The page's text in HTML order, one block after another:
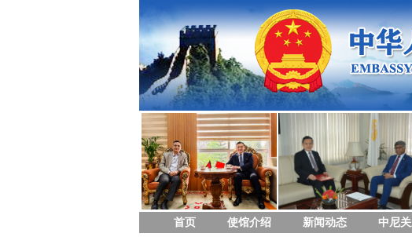
首页 使馆介绍 新闻动态 中尼